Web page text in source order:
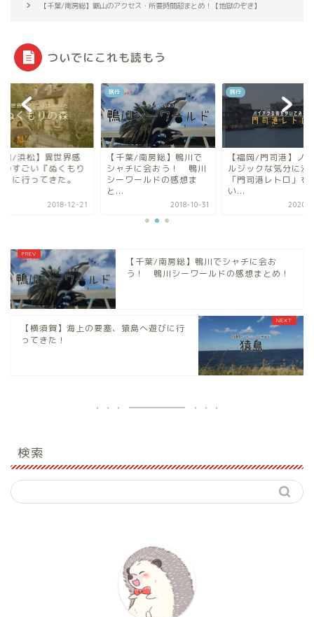
【千葉/南房総】鋸山のアクセス・所要時間超まとめ！【地獄のぞき】
ついでにこれも読もう
旅行
【千葉/南房総】鴨川で
シャチに会おう！ 鴨川
シーワールドの感想ま
【福岡/門司港】ノスタ
ルジックな気分に浸れる
「門司港レトロ」を歩
2020-05-27
【静岡/浜
がものす
の森』に
【千葉/南房総】鴨川でシャチに会お
う！ 鴨川シーワールドの感想まとめ！
【横須賀】海上の要塞、猿島へ遊びに行
ってきた！
検索